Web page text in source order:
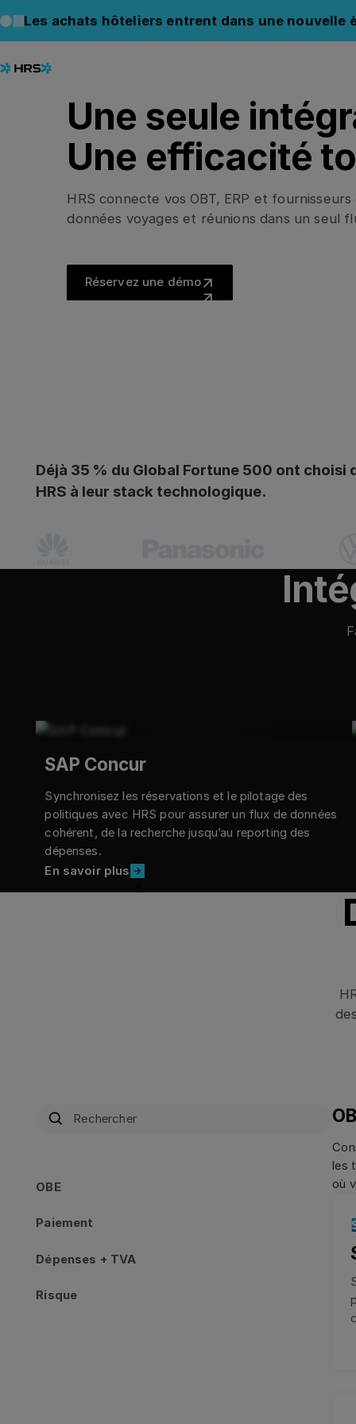
Les achats hôteliers entrent dans une nouvelle
Une seule
Une efficacité
HRS connecte vos OBT, ERP et
données voyages et réunions dans un seul
Réservez une démo
Réservez une démo
Déjà 35 % du Global Fortune 500 ont choisi
HRS à leur stack technologique.
SAP Concur
Synchronisez les réservations et le pilotage des
politiques avec HRS pour assurer un flux de données
cohérent, de la recherche jusqu’au reporting des
dépenses.
En savoir plus
En savoir plus
OBE
OBE
Paiement
Paiement
Dépenses + TVA
Dépenses + TVA
Risque
Risque
les
où